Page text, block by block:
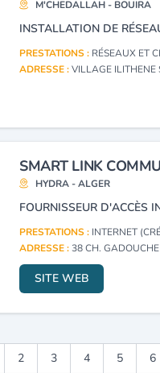
M'CHEDALLAH - BOUIRA
PRESTATIONS : RÉSEAUX ET
ADRESSE :VILLAGE
SMART LINK
HYDRA - ALGER
PRESTATIONS : INTERNET
ADRESSE :38 CH.
SITE WEB
2 3 4 5 6